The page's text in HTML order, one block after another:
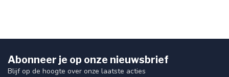
Abonneer je op onze nieuwsbrief
Blijf op de hoogte over onze laatste acties